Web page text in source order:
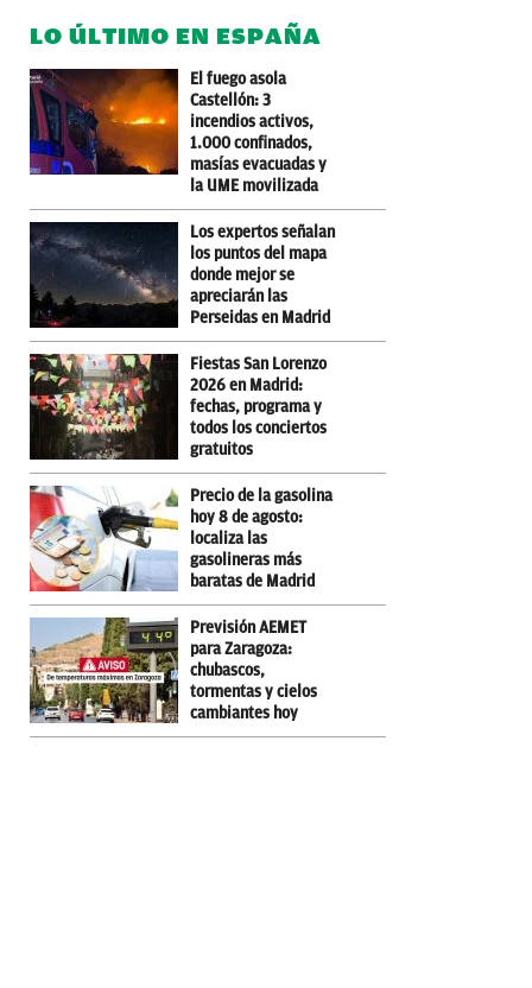
LO ÚLTIMO EN ESPAÑA
El fuego asola
Castellón: 3
incendios activos,
1.000 confinados,
masías evacuadas y
la UME movilizada
Los expertos señalan
los puntos del mapa
donde mejor se
apreciarán las
Perseidas en Madrid
Fiestas San Lorenzo
2026 en Madrid:
fechas, programa y
todos los conciertos
gratuitos
Precio de la gasolina
hoy 8 de agosto:
localiza las
gasolineras más
baratas de Madrid
Previsión AEMET
para Zaragoza:
chubascos,
tormentas y cielos
cambiantes hoy